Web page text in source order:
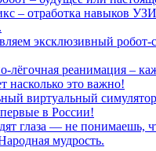
– отработка навыков
эксклюзивный робот-
лёгочная реанимация –
насколько это важно!
виртуальный
в России!
глаза — не понимаешь,
мудрость.